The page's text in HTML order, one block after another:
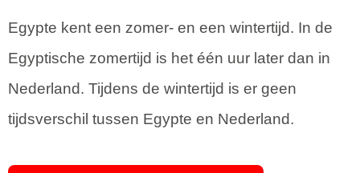
Egypte kent een zomer- en een wintertijd. In de
Egyptische zomertijd is het één uur later dan in
Nederland. Tijdens de wintertijd is er geen
tijdsverschil tussen Egypte en Nederland.